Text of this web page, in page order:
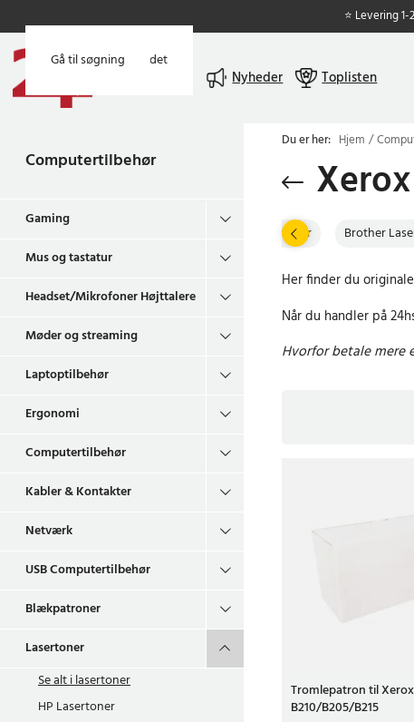
Gå til hovedindholdet
Gå til søgning
⭐ Levering 1-
Nyheder Toplisten
Computertilbehør
Gaming
Mus og tastatur
Headset/Mikrofoner Højttalere
Møder og streaming
Laptoptilbehør
Ergonomi
Computertilbehør
Kabler & Kontakter
Netværk
USB Computertilbehør
Blækpatroner
Lasertoner
Se alt ilasertoner
HP Lasertoner
Du er her: Hjem
HP Lasertoner Brother
Her finder du
Når du handler på
Hvorfor betale mere
Tromlepatron til Xerox
B210/B205/B215